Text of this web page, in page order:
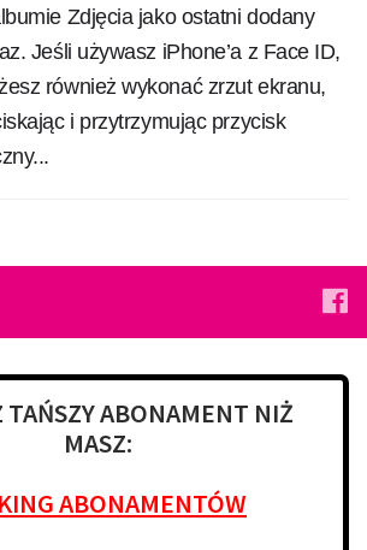
Zdjęcia jako ostatni dodany
Jeśli używasz iPhone’a z Face ID,
również wykonać zrzut ekranu,
i przytrzymując przycisk
TAŃSZY ABONAMENT NIŻ
MASZ:
ABONAMENTÓW